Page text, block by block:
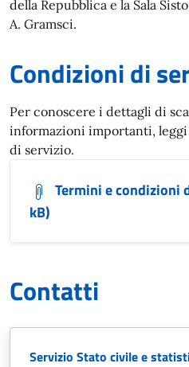
della Repubblica e la Sala
A. Gramsci.
Condizioni di
Per conoscere i dettagli di
informazioni importanti,
di servizio.
Termini e condizioni
kB)
Contatti
Servizio Stato civile e